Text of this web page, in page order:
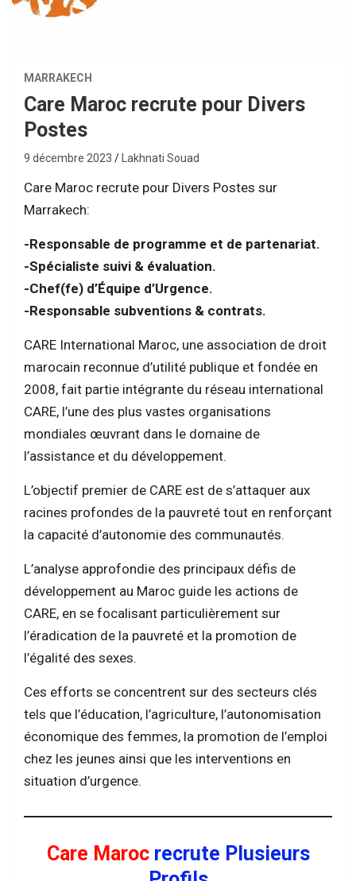
MARRAKECH
Care Maroc recrute pour Divers
Postes
9 décembre 2023 Lakhnati Souad
Care Maroc recrute pour Divers Postes sur
Marrakech:
-Responsable de programme et de partenariat.
-Spécialiste suivi & évaluation.
-Chef(fe) d’Équipe d’Urgence.
-Responsable subventions & contrats.
CARE International Maroc, une association de droit
marocain reconnue d’utilité publique et fondée en
2008, fait partie intégrante du réseau international
CARE, l’une des plus vastes organisations
mondiales œuvrant dans le domaine de
l’assistance et du développement.
L’objectif premier de CARE est de s’attaquer aux
racines profondes de la pauvreté tout en renforçant
la capacité d’autonomie des communautés.
L’analyse approfondie des principaux défis de
développement au Maroc guide les actions de
CARE, en se focalisant particulièrement sur
l’éradication de la pauvreté et la promotion de
l’égalité des sexes.
Ces efforts se concentrent sur des secteurs clés
tels que l’éducation, l’agriculture, l’autonomisation
économique des femmes, la promotion de l’emploi
chez les jeunes ainsi que les interventions en
situation d’urgence.
Care Marocrecrute Plusieurs